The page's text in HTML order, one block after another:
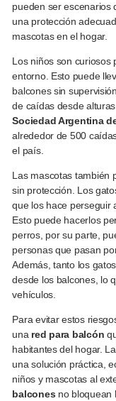
pueden ser escenarios
una protección
mascotas en el hogar.
Los niños son curiosos
entorno. Esto puede
balcones sin
de caídas desde
Sociedad Argentina
alrededor de 500
el país.
Las mascotas también
sin protección. Los
que los hace perseguir
Esto puede hacerlos
perros, por su parte,
personas que pasan
Además, tanto los
desde los balcones, lo
vehículos.
Para evitar estos
una red para balcón
habitantes del hogar.
una solución práctica,
niños y mascotas al
balcones no bloquean